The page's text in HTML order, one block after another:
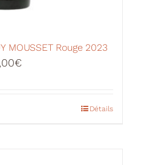
MOUSSET Rouge 2023
€
Détails